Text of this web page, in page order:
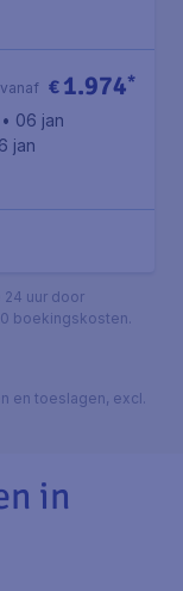
€ 1.974*
vanaf
• 06 jan
jan
uur door
boekingskosten.
en toeslagen, excl.
in